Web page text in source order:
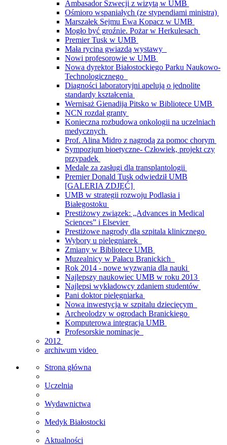
Ambasador Szwecji z wizytą w UMB
Ośmioro wspaniałych (ze stypendiami ministra)
Marszałek Sejmu Ewa Kopacz w UMB
Mogło być groźnie. Pożar w Herkulesach
Premier Tusk w UMB
Mała rycina gwiazdą wystawy
Nowi profesorowie w UMB
Nowa dyrektor Białostockiego Parku Naukowo-
Technologicznego
Diagności laboratoryjni apelują o jednolite
standardy kształcenia
Wernisaż Gienadija Pitsko w Bibliotece UMB
NCN rozdał granty
Konieczna rozbudowa onkologii na uczelniach
medycznych
Prof. Alina Midro z nagrodą za pomoc chorym
Sympozjum bioetyczne- Człowiek, projekt czy
przypadek
Medale za zasługi dla transplantologii
Premier Donald Tusk odwiedził UMB
[GALERIA ZDJĘĆ]
UMB w strategii rozwoju Podlasia i
Białegostoku
Prestiżowy związek: „Advances in Medical
Sciences” i Elsevier
Prestiżowe nagrody dla szpitala klinicznego
Wybory u pielęgniarek
Zmiany w Bibliotece UMB
Muzealnicy w Pałacu Branickich
Rok 2014 - nowe wyzwania dla nauki
Najlepszy naukowiec UMB w roku 2013
Najlepsi wykładowcy zdaniem studentów
Pani doktor pielęgniarka
Nowa inwestycja w szpitalu dziecięcym
Archeolodzy w ogrodach Branickiego
Komputerowa integracja UMB
Profesorskie nominacje
2012
archiwum video
Strona główna
Uczelnia
Wydawnictwa
Medyk Białostocki
Aktualności